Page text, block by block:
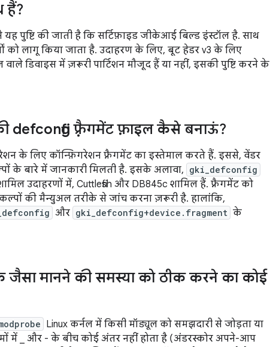
हैं?
पुष्टि की जाती है कि सर्टिफ़ाइड जीकेआई बिल्ड इंस्टॉल है. साथ
लागू किया जाता है. उदाहरण के लिए, बूट हेडर v3 के लिए
वाले डिवाइस में ज़रूरी पार्टिशन मौजूद हैं या नहीं, इसकी पुष्टि करने के
defconfig फ़्रैगमेंट फ़ाइल कैसे बनाऊं?
के लिए कॉन्फ़िगरेशन फ़्रैगमेंट का इस्तेमाल करते हैं. इससे, वेंडर
के बारे में जानकारी मिलती है. इसके अलावा, gki_defconfig
उदाहरणों में, Cuttlefish और DB845c शामिल हैं. फ़्रैगमेंट को
की मैन्युअल तरीके से जांच करना ज़रूरी है. हालांकि,
और gki_defconfig+device.fragment के
जैसा मानने की समस्या को ठीक करने का कोई
Linux कर्नल में किसी मॉड्यूल को समझदारी से जोड़ता या
में _ और - के बीच कोई अंतर नहीं होता है (अंडरस्कोर अपने-आप